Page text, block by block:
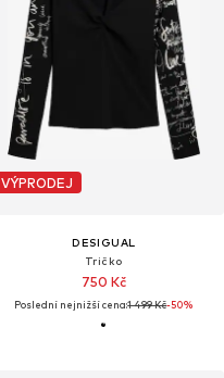
VÝPRODEJ
DESIGUAL
Tričko
750 Kč
Poslední nejnižší cena:1 499 Kč-50%